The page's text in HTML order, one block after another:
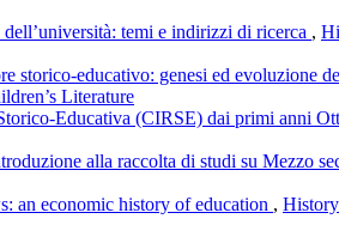
temi e indirizzi di ricerca ,
storico-educativo: genesi ed evoluzione
Literature
Educativa (CIRSE) dai primi anni
alla raccolta di studi su Mezzo
an economic history of education ,